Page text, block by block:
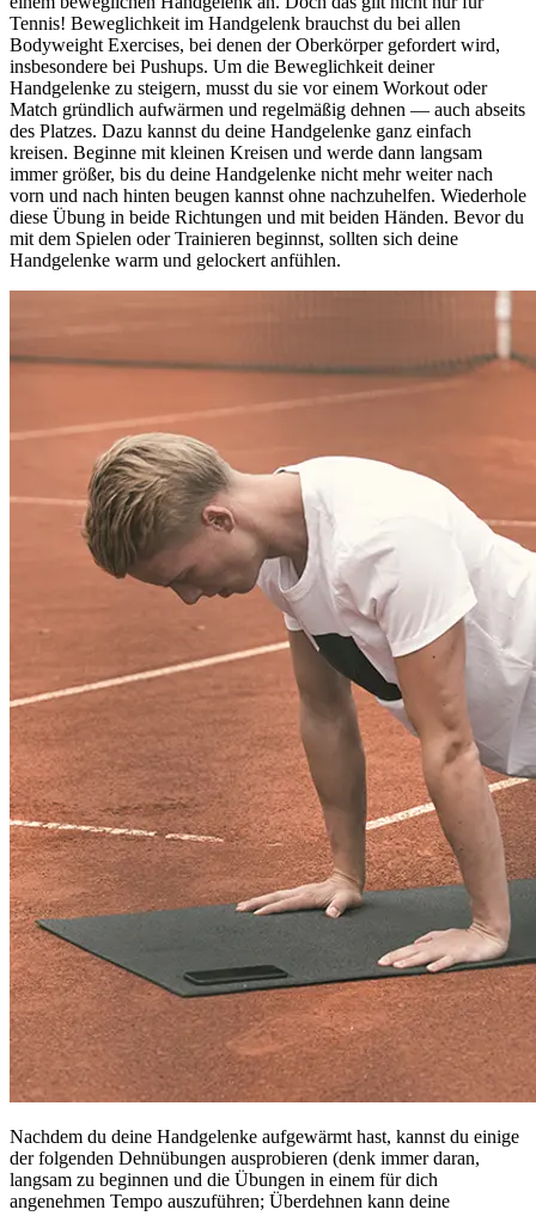
Tennis! Beweglichkeit im Handgelenk brauchst du bei allen
Bodyweight Exercises, bei denen der Oberkörper gefordert wird,
insbesondere bei Pushups. Um die Beweglichkeit deiner
Handgelenke zu steigern, musst du sie vor einem Workout oder
Match gründlich aufwärmen und regelmäßig dehnen — auch abseits
des Platzes. Dazu kannst du deine Handgelenke ganz einfach
kreisen. Beginne mit kleinen Kreisen und werde dann langsam
immer größer, bis du deine Handgelenke nicht mehr weiter nach
vorn und nach hinten beugen kannst ohne nachzuhelfen. Wiederhole
diese Übung in beide Richtungen und mit beiden Händen. Bevor du
mit dem Spielen oder Trainieren beginnst, sollten sich deine
Handgelenke warm und gelockert anfühlen.
Nachdem du deine Handgelenke aufgewärmt hast, kannst du einige
der folgenden Dehnübungen ausprobieren (denk immer daran,
langsam zu beginnen und die Übungen in einem für dich
angenehmen Tempo auszuführen; Überdehnen kann deine